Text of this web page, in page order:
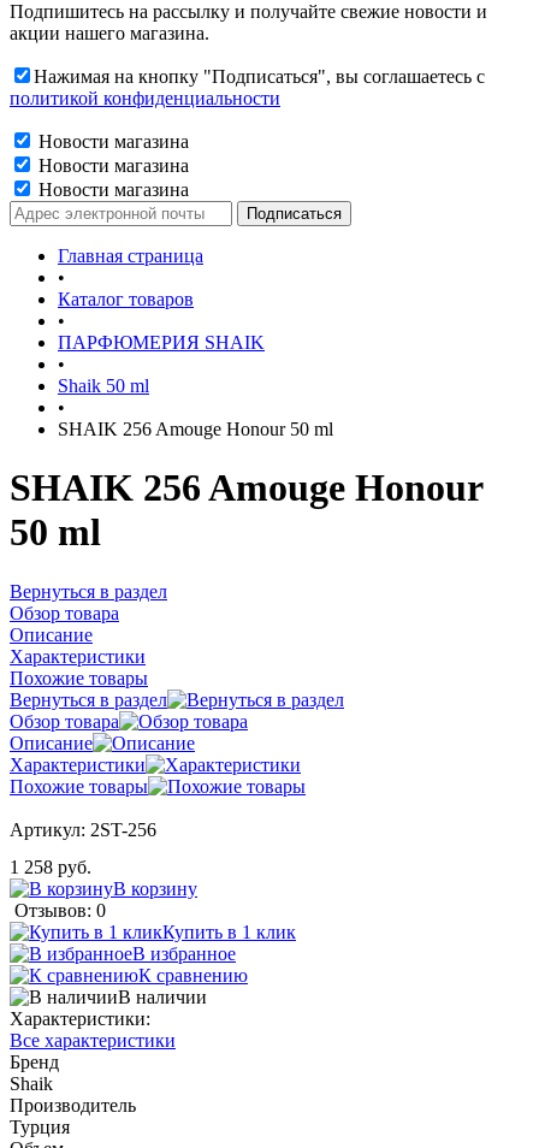
Подпишитесь на рассылку и получайте свежие новости и
акции нашего магазина.
Нажимая на кнопку "Подписаться", вы соглашаетесь с
политикой конфиденциальности
Новости магазина
Новости магазина
Новости магазина
Главная страница
•
Каталог товаров
•
ПАРФЮМЕРИЯ SHAIK
•
Shaik 50 ml
•
SHAIK 256 Amouge Honour 50 ml
SHAIK 256 Amouge Honour
50 ml
Вернуться в раздел
Обзор товара
Описание
Характеристики
Похожие товары
Вернуться в раздел
Обзор товара
Описание
Характеристики
Похожие товары
Артикул: 2ST-256
1 258 руб.
В корзину
Отзывов: 0
Купить в 1 клик
В избранное
К сравнению
В наличии
Характеристики:
Все характеристики
Бренд
Shaik
Производитель
Турция